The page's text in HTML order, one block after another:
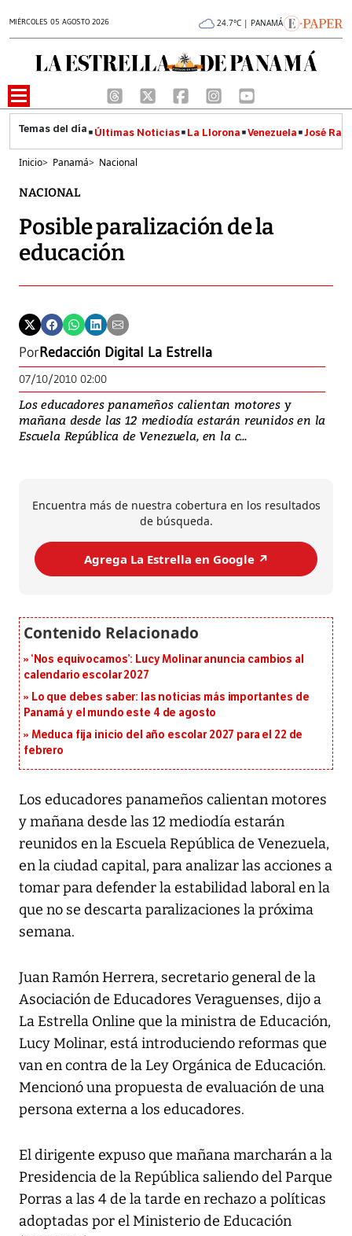
MIÉRCOLES 05 AGOSTO 2026 24.7°C | PANAMÁ
Últimas Noticias La Llorona Venezuela José
Inicio> Panamá> Nacional
NACIONAL
Posible paralización de la
educación
PorRedacción Digital La Estrella
07/10/2010 02:00
Los educadores panameños calientan motores y
mañana desde las 12 mediodía estarán reunidos en la
Escuela República de Venezuela, en la c...
Encuentra más de nuestra cobertura en los resultados
de búsqueda.
Agrega La Estrella en Google ↗️
‘Nos equivocamos’: Lucy Molinar anuncia cambios al
calendario escolar 2027
Lo que debes saber: las noticias más importantes de
Panamá y el mundo este 4 de agosto
Meduca fija inicio del año escolar 2027 para el 22 de
febrero
Los educadores panameños calientan motores
y mañana desde las 12 mediodía estarán
reunidos en la Escuela República de Venezuela,
en la ciudad capital, para analizar las acciones a
tomar para defender la estabilidad laboral en la
que no se descarta paralizaciones la próxima
semana.
Juan Ramón Herrera, secretario general de la
Asociación de Educadores Veraguenses, dijo a
La Estrella Online que la ministra de Educación,
Lucy Molinar, está introduciendo reformas que
van en contra de la Ley Orgánica de Educación.
Mencionó una propuesta de evaluación de una
persona externa a los educadores.
El dirigente expuso que mañana marcharán a la
Presidencia de la República saliendo del Parque
Porras a las 4 de la tarde en rechazo a políticas
adoptadas por el Ministerio de Educación